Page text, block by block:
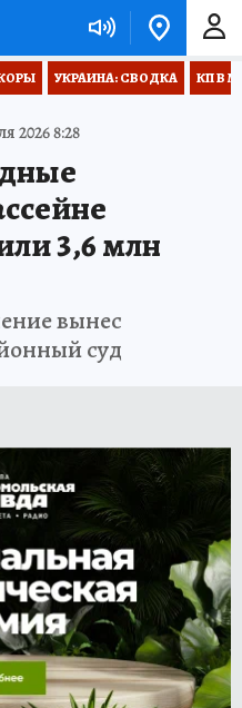
УКРАИНА: СВОДКА КП В
2026 8:28
3,6 млн
вынес
суд